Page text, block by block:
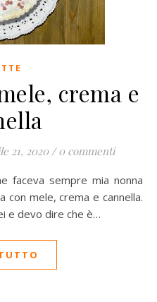
crema e
21, 2020 / 0 commenti
con mele, crema e cannella.
e devo dire che è…